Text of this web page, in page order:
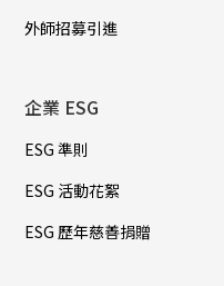
外師招募引進
企業 ESG
ESG 準則
ESG 活動花絮
ESG 歷年慈善捐贈